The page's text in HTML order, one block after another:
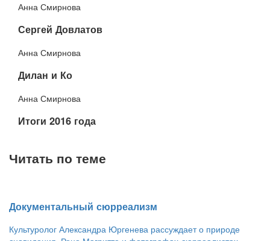
Анна Смирнова
​Сергей Довлатов
Анна Смирнова
​Дилан и Ко
Анна Смирнова
​Итоги 2016 года
Читать по теме
Документальный сюрреализм
Культуролог Александра Юргенева рассуждает о природе